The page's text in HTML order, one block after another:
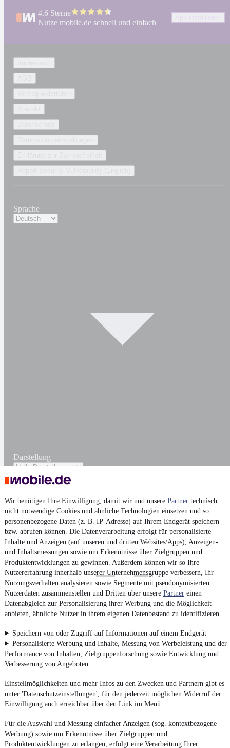
Wir benötigen Ihre Einwilligung, damit wir und unsere Partner technisch
nicht notwendige Cookies und ähnliche Technologien einsetzen und so
personenbezogene Daten (z. B. IP-Adresse) auf Ihrem Endgerät speichern
bzw. abrufen können. Die Datenverarbeitung erfolgt für personalisierte
Inhalte und Anzeigen (auf unseren und dritten Websites/Apps), Anzeigen-
und Inhaltsmessungen sowie um Erkenntnisse über Zielgruppen und
Produktentwicklungen zu gewinnen. Außerdem können wir so Ihre
Nutzererfahrung innerhalb unserer Unternehmensgruppe verbessern, Ihr
Nutzungsverhalten analysieren sowie Segmente mit pseudonymisierten
Nutzerdaten zusammenstellen und Dritten über unsere Partner einen
Datenabgleich zur Personalisierung ihrer Werbung und die Möglichkeit
anbieten, ähnliche Nutzer in ihrem eigenen Datenbestand zu identifizieren.
Speichern von oder Zugriff auf Informationen auf einem Endgerät
Personalisierte Werbung und Inhalte, Messung von Werbeleistung und der
Performance von Inhalten, Zielgruppenforschung sowie Entwicklung und
Verbesserung von Angeboten
Einstellmöglichkeiten und mehr Infos zu den Zwecken und Partnern gibt es
unter 'Datenschutzeinstellungen', für den jederzeit möglichen Widerruf der
Einwilligung auch erreichbar über den Link im Menü.
Für die Auswahl und Messung einfacher Anzeigen (sog. kontextbezogene
Werbung) sowie um Erkenntnisse über Zielgruppen und
Produktentwicklungen zu erlangen, erfolgt eine Verarbeitung Ihrer
4.6 Sterne
Nutze mobile.de schnell und einfach
Sprache
Darstellung